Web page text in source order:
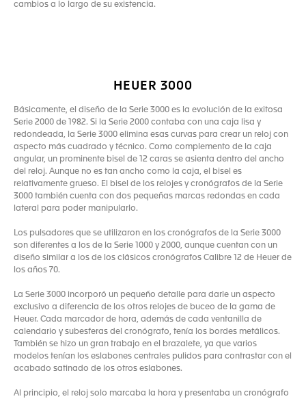
cambios a lo largo de su existencia.
HEUER 3000
Básicamente, el diseño de la Serie 3000 es la evolución de la exitosa
Serie 2000 de 1982. Si la Serie 2000 contaba con una caja lisa y
redondeada, la Serie 3000 elimina esas curvas para crear un reloj con
aspecto más cuadrado y técnico. Como complemento de la caja
angular, un prominente bisel de 12 caras se asienta dentro del ancho
del reloj. Aunque no es tan ancho como la caja, el bisel es
relativamente grueso. El bisel de los relojes y cronógrafos de la Serie
3000 también cuenta con dos pequeñas marcas redondas en cada
lateral para poder manipularlo.
Los pulsadores que se utilizaron en los cronógrafos de la Serie 3000
son diferentes a los de la Serie 1000 y 2000, aunque cuentan con un
diseño similar a los de los clásicos cronógrafos Calibre 12 de Heuer de
los años 70.
La Serie 3000 incorporó un pequeño detalle para darle un aspecto
exclusivo a diferencia de los otros relojes de buceo de la gama de
Heuer. Cada marcador de hora, además de cada ventanilla de
calendario y subesferas del cronógrafo, tenía los bordes metálicos.
También se hizo un gran trabajo en el brazalete, ya que varios
modelos tenían los eslabones centrales pulidos para contrastar con el
acabado satinado de los otros eslabones.
Al principio, el reloj solo marcaba la hora y presentaba un cronógrafo